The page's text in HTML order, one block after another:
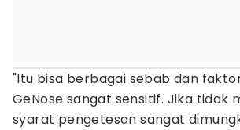
"Itu bisa berbagai sebab dan
GeNose sangat sensitif. Jika tidak
syarat pengetesan sangat